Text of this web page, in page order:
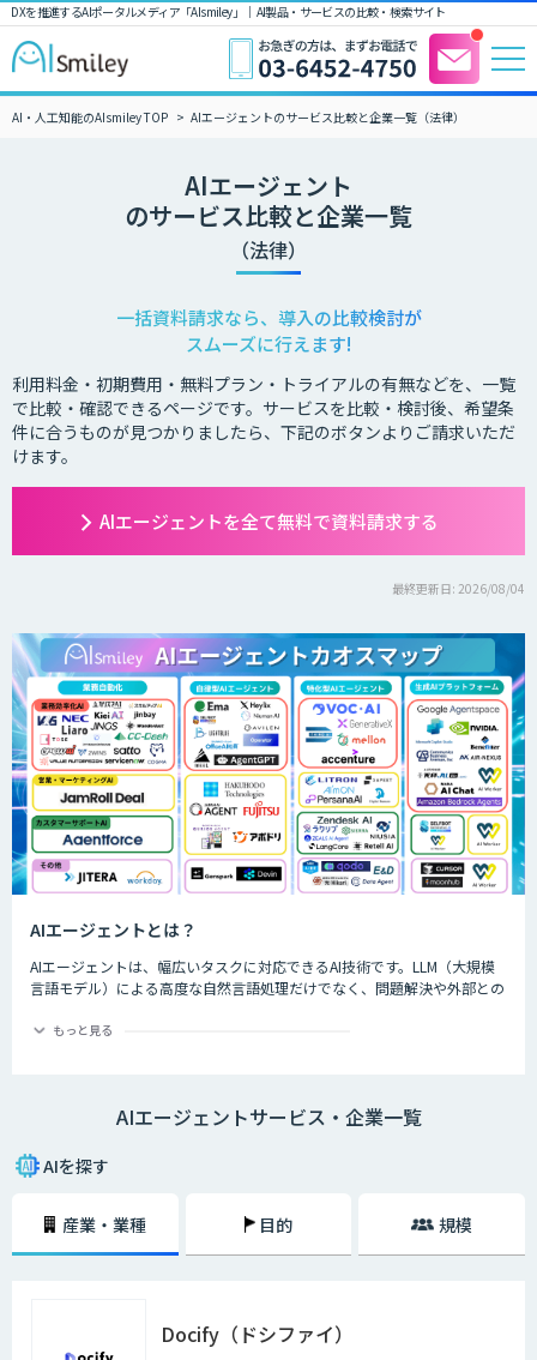
DXを推進するAIポータルメディア「AIsmiley」｜ AI製品・サービスの比較・検索サイト
AI・人工知能のAIsmiley TOP AIエージェントのサービス比較と企業一覧（法律）
AIエージェント
のサービス比較と企業一覧
（法律）
一括資料請求なら、導入の比較検討が
スムーズに行えます!
利用料金・初期費用・無料プラン・トライアルの有無などを、一覧
で比較・確認できるページです。サービスを比較・検討後、希望条
件に合うものが見つかりましたら、下記のボタンよりご請求いただ
けます。
AIエージェントを全て無料で資料請求する
最終更新日: 2026/08/04
AIエージェントとは？
AIエージェントは、幅広いタスクに対応できるAI技術です。LLM（大規模
言語モデル）による高度な自然言語処理だけでなく、問題解決や外部との
て進化するなど、生成AIよりも一歩進んだ技術を持つAIエージェントは、
ェントを取り入れることで、自社における人的リソースの最適化やコスト
もっと見る
AIエージェントサービス・企業一覧
AIを探す
産業・業種 目的 規模
Docify（ドシファイ）